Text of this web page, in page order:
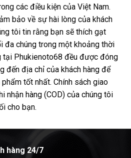
các điều kiện của Việt Nam.
bảo về sự hài lòng của khách
tôi tin rằng bạn sẽ thích gạt
đa chúng trong một khoảng thời
tại Phukienoto68 đều được đóng
đến địa chỉ của khách hàng để
tốt nhất. Chính sách giao
nhận hàng (COD) của chúng tôi
cho bạn.
hàng 24/7